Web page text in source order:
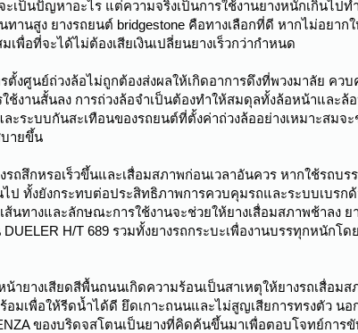
ะเป็นปัญหาอะไร แต่ความจริงเป็นการใช้งานยางหนักเกินไป
นสูง ยางรถยนต์ bridgestone คือทางเลือกที่ดี หากไม่อยากใ
พื่อที่จะได้ไม่ต้องเสียเงินเปลี่ยนยางเร็วกว่ากำหนด
ตั้งศูนย์ถ่วงล้อไม่ถูกต้องส่งผลให้เกิดอาการดึงที่พวงมาลัย ค
ช้งานสั้นลง การถ่วงล้อจำเป็นต้องทำให้สมดุลทั้งล้อหน้าแล
ะระบบกันสะเทือนของรถยนต์ที่ตั้งค่าถ่วงล้ออย่างเหมาะสมจ
ายขึ้น
ถสึกหรอเร็วขึ้นและเสื่อมสภาพก่อนเวลาอันควร หากใช้รถ
ป ทั้งยังกระทบต่อประสิทธิภาพการควบคุมรถและระบบเบรก
นทางและลักษณะการใช้งานจะช่วยให้ยางเสื่อมสภาพช้าลง
H/T 689 รวมทั้งยางรถกระบะเพื่องานบรรทุกหนักโ
น้ายางเสียดสีพื้นถนนเกิดความร้อนเป็นสาเหตุให้ยางรถเสื่อม
มเพื่อให้รีดน้ำได้ดี ยึดเกาะถนนและไม่สูญเสียการทรงตัว น
ของบริดจสโตนเป็นยางที่คิดค้นขึ้นมาเพื่อตอบโจทย์กา